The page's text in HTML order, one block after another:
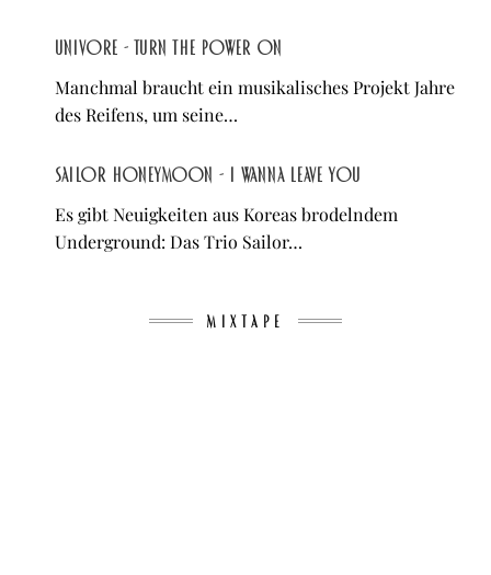
Univore - Turn the Power On
Manchmal braucht ein musikalisches Projekt Jahre
des Reifens, um seine…
Sailor Honeymoon - I Wanna Leave You
Es gibt Neuigkeiten aus Koreas brodelndem
Underground: Das Trio Sailor…
MIXTAPE